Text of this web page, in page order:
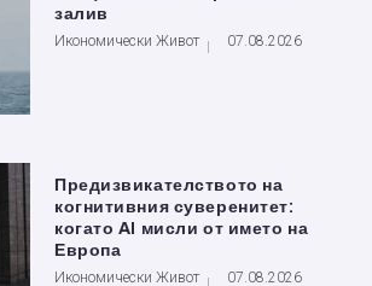
залив
Икономически Живот 07.08.2026
Предизвикателството на
когнитивния суверенитет:
когато AI мисли от името на
Европа
Икономически Живот 07.08.2026